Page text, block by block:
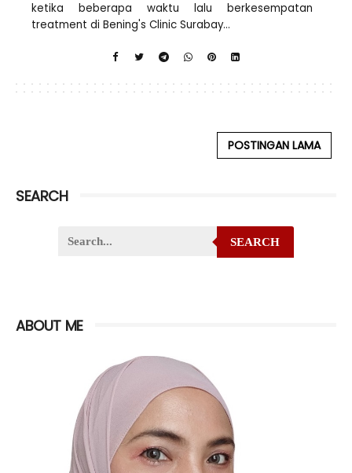
ketika beberapa waktu lalu berkesempatan
treatment di Bening's Clinic Surabay...
POSTINGAN LAMA
SEARCH
SEARCH
ABOUT ME